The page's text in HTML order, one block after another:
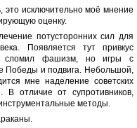
это исключительно моё мнение
оценку.
потусторонних сил для
Появляется тут привкус
сломил фашизм, но игры с
Победы и подвига. Небольшой,
мне наделение советских
В отличие от супротивников,
методы.